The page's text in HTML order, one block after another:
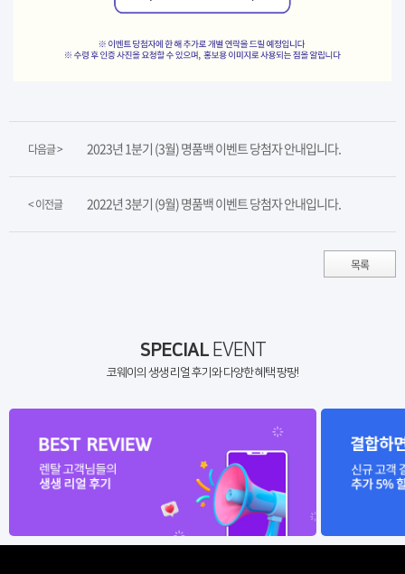
다음글 > 2023년 1분기 (3월) 명품백 이벤트 당첨자 안내입니다.
< 이전글 2022년 3분기 (9월) 명품백 이벤트 당첨자 안내입니다.
목록
SPECIALEVENT
코웨이의 생생 리얼 후기와 다양한 혜택 팡팡!